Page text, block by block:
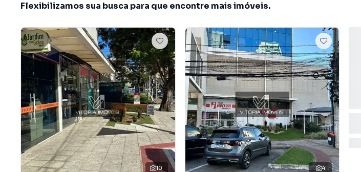
Flexibilizamos sua busca para que encontre mais imóveis.
10 4